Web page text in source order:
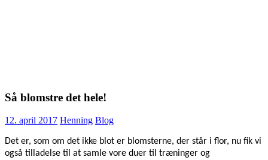
Så blomstre det hele!
12. april 2017 Henning Blog
Det er, som om det ikke blot er blomsterne, der står i flor, nu fik vi
også tilladelse til at samle vore duer til træninger og